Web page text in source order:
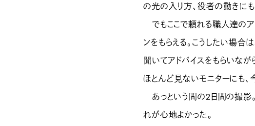
の光の入り方、役者の動きにも
でもここで頼れる職人達のア
ンをもらえる。こうしたい場
聞いてアドバイスをもらいな
ほとんど見ないモニターにも、
あっという間の2日間の撮影
れが心地よかった。